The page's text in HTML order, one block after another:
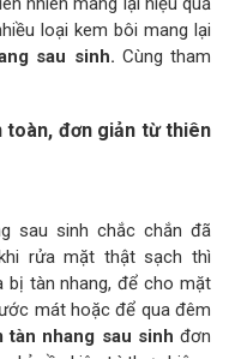
loại kem bôi mang lại
sau sinh. Cùng tham
toàn, đơn giản từ thiên
sau sinh chắc chắn đã
rửa mặt thật sạch thì
bị tàn nhang, để cho mặt
mát hoặc để qua đêm
tàn nhang sau sinh đơn